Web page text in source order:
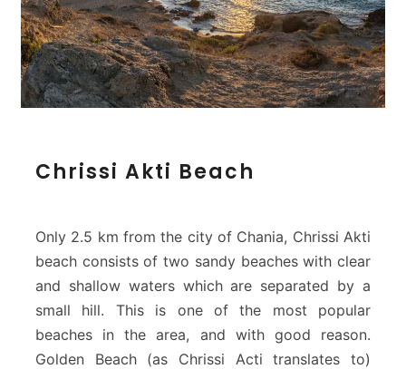
h
s
i
A
t
i
Chrissi Akti Beach
Only 2.5 km from the city of Chania, Chrissi Akti
beach consists of two sandy beaches with clear
and shallow waters which are separated by a
small hill. This is one of the most popular
beaches in the area, and with good reason.
Golden Beach (as Chrissi Acti translates to)